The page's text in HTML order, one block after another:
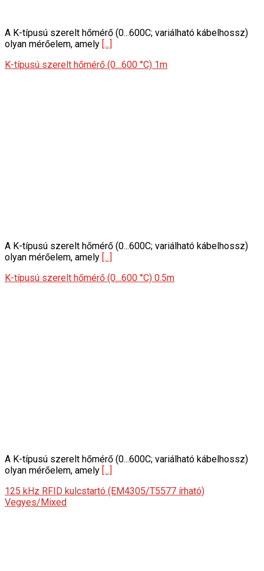
A K-típusú szerelt hőmérő (0...600C; variálható kábelhossz)
olyan mérőelem, amely [...]
K-típusú szerelt hőmérő (0…600 °C) 1m
A K-típusú szerelt hőmérő (0...600C; variálható kábelhossz)
olyan mérőelem, amely [...]
K-típusú szerelt hőmérő (0…600 °C) 0.5m
A K-típusú szerelt hőmérő (0...600C; variálható kábelhossz)
olyan mérőelem, amely [...]
125 kHz RFID kulcstartó (EM4305/T5577 írható)
Vegyes/Mixed